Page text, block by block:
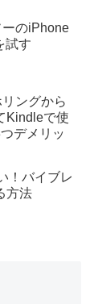
ーのiPhone
試す
ングから
Kindleで使
デメリッ
！バイブレ
方法